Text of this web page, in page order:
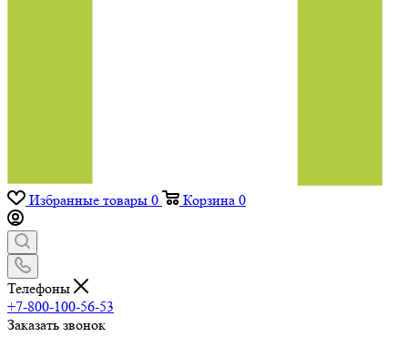
Избранные товары 0 Корзина 0
Телефоны
+7-800-100-56-53
Заказать звонок